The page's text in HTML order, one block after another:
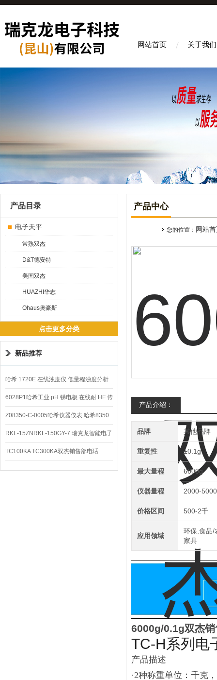
网站首页 关于我们
产品目录
电子天平
常熟双杰
D&T德安特
美国双杰
HUAZHI华志
Ohaus奥豪斯
点击更多分类
新品推荐
哈希 1720E 在线浊度仪 低量程浊度分析
仪
6028P1哈希工业 pH 锑电极 在线耐 HF 传
感器
Z08350-C-0005哈希仪器仪表 哈希8350
sc在线PH电极
RKL-15ZNRKL-150GY-7 瑞克龙智能电子
秤
TC100KA TC300KA双杰销售部电话
TC150KA天平瑞克龙
产品中心
您的位置： 网站
产品介绍：
品牌 其他品牌
重复性 ±0.1g
最大量程 6000g
仪器量程 2000-
价格区间 500-2千
应用领域
环保,食品/
家具
6000g/0.1g双杰
TC-H系列电
产品描
·2种称重单位：